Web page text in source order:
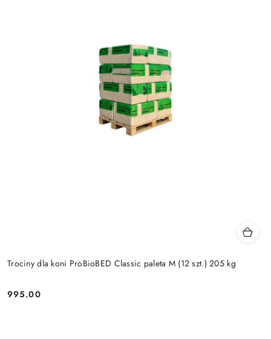
Trociny dla koni ProBioBED Classic paleta M (12 szt.) 205 kg
Cena:
995.00